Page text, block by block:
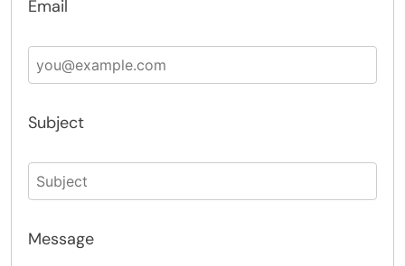
Email
Subject
Message